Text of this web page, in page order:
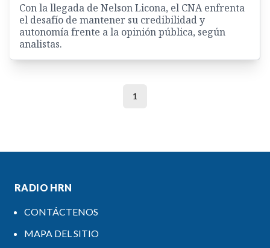
Con la llegada de Nelson Licona, el CNA enfrenta
el desafío de mantener su credibilidad y
autonomía frente a la opinión pública, según
analistas.
1
RADIO HRN
CONTÁCTENOS
MAPA DEL SITIO